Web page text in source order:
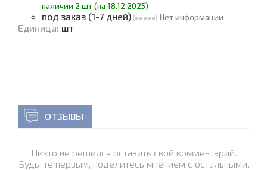
наличии 2 шт (на 18.12.2025)
под заказ (1-7 дней) Нет информации
Единица: шт
ОТЗЫВЫ
Никто не решился оставить свой комментарий.
Будь-те первым, поделитесь мнением с остальными.